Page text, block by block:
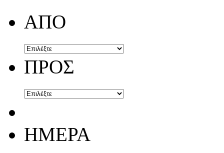
ΑΠΟ
ΠΡΟΣ
ΗΜΕΡΑ